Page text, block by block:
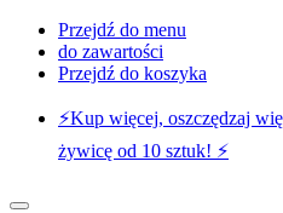
Przejdź do menu
do zawartości
Przejdź do koszyka
⚡️Kup więcej, oszczędzaj
żywicę od 10 sztuk! ⚡️